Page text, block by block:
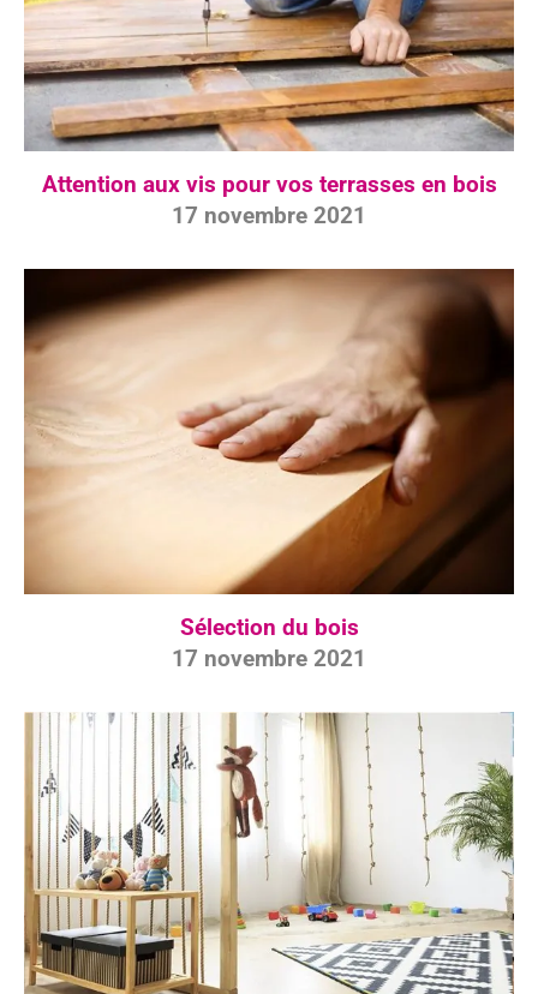
Attention aux vis pour vos terrasses en bois
17 novembre 2021
Sélection du bois
17 novembre 2021